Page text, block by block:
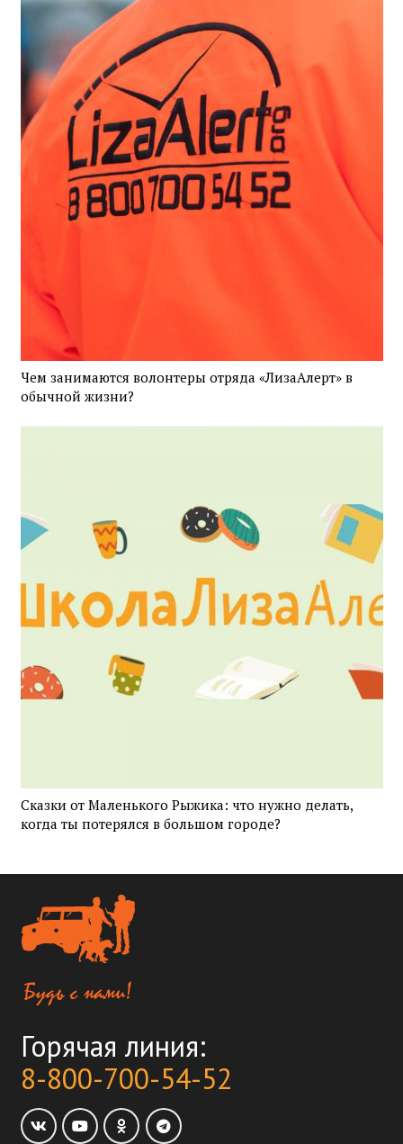
Чем занимаются волонтеры отряда «ЛизаАлерт» в
обычной жизни?
Сказки от Маленького Рыжика: что нужно делать,
когда ты потерялся в большом городе?
Горячая линия:
8-800-700-54-52